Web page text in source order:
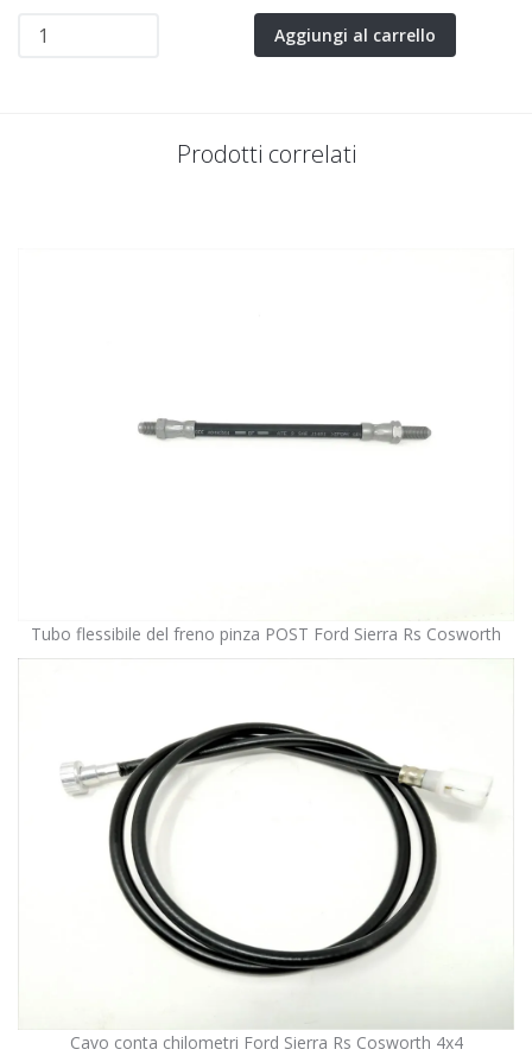
Aggiungi al carrello
Prodotti correlati
Tubo flessibile del freno pinza POST Ford Sierra Rs Cosworth
Cavo conta chilometri Ford Sierra Rs Cosworth 4x4